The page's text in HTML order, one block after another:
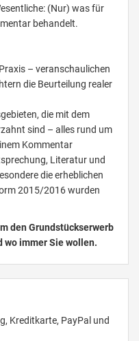
(Nur) was für
behandelt.
– veranschaulichen
die Beurteilung realer
die mit dem
sind – alles rund um
Kommentar
Literatur und
die erheblichen
2015/2016 wurden
den Grundstückserwerb
wo immer Sie wollen.
Kreditkarte, PayPal und